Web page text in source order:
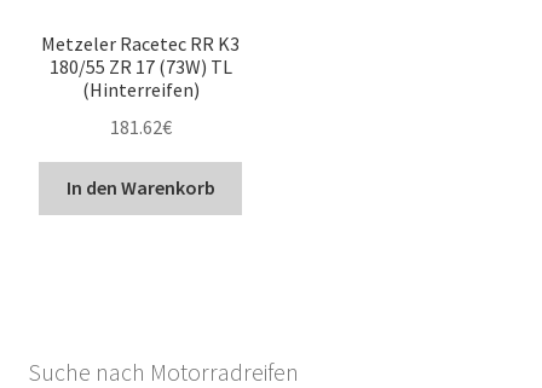
Metzeler Racetec RR K3
180/55 ZR 17 (73W) TL
(Hinterreifen)
181.62€
In den Warenkorb
Suche nach Motorradreifen